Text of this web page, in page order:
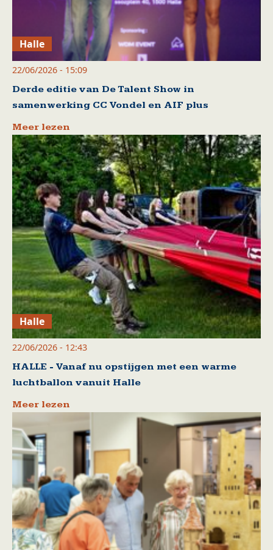
Halle
22/06/2026 - 15:09
Derde editie van De Talent Show in
samenwerking CC Vondel en AIF plus
Meer lezen
Halle
22/06/2026 - 12:43
HALLE - Vanaf nu opstijgen met een warme
luchtballon vanuit Halle
Meer lezen